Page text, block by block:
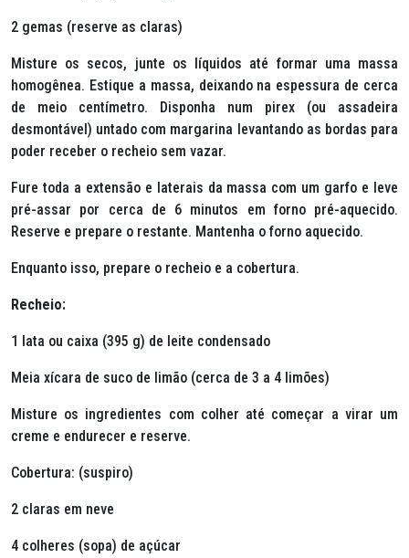
2 gemas (reserve as claras)
Misture os secos, junte os líquidos até formar uma massa
homogênea. Estique a massa, deixando na espessura de cerca
de meio centímetro. Disponha num pirex (ou assadeira
desmontável) untado com margarina levantando as bordas para
poder receber o recheio sem vazar.
Fure toda a extensão e laterais da massa com um garfo e leve
pré-assar por cerca de 6 minutos em forno pré-aquecido.
Reserve e prepare o restante. Mantenha o forno aquecido.
Enquanto isso, prepare o recheio e a cobertura.
Recheio:
1 lata ou caixa (395 g) de leite condensado
Meia xícara de suco de limão (cerca de 3 a 4 limões)
Misture os ingredientes com colher até começar a virar um
creme e endurecer e reserve.
Cobertura: (suspiro)
2 claras em neve
4 colheres (sopa) de açúcar